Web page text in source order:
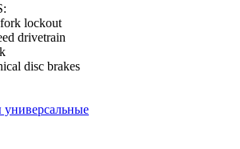
lockout
drivetrain
disc brakes